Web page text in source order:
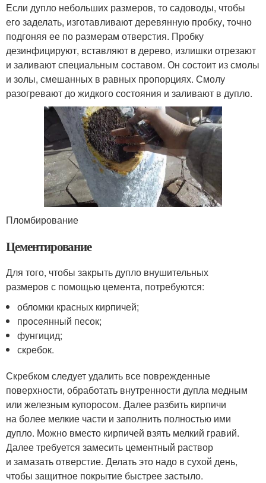
Если дупло небольших размеров, то садоводы, чтобы
его заделать, изготавливают деревянную пробку, точно
подгоняя ее по размерам отверстия. Пробку
дезинфицируют, вставляют в дерево, излишки отрезают
и заливают специальным составом. Он состоит из смолы
и золы, смешанных в равных пропорциях. Смолу
разогревают до жидкого состояния и заливают в дупло.
Пломбирование
Цементирование
Для того, чтобы закрыть дупло внушительных
размеров с помощью цемента, потребуются:
обломки красных кирпичей;
просеянный песок;
фунгицид;
скребок.
Скребком следует удалить все поврежденные
поверхности, обработать внутренности дупла медным
или железным купоросом. Далее разбить кирпичи
на более мелкие части и заполнить полностью ими
дупло. Можно вместо кирпичей взять мелкий гравий.
Далее требуется замесить цементный раствор
и замазать отверстие. Делать это надо в сухой день,
чтобы защитное покрытие быстрее застыло.